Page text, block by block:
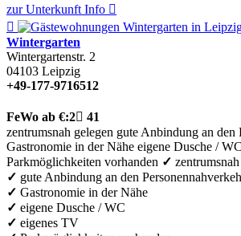
zur Unterkunft Info 

Wintergarten
Wintergartenstr. 2
04103 Leipzig
+49-177-9716512
FeWo ab €:2 41
zentrumsnah gelegen gute Anbindung an den
Gastronomie in der Nähe eigene Dusche / WC
Parkmöglichkeiten vorhanden ✓
✓ gute Anbindung an den
✓ Gastronomie in der Nähe
✓ eigene Dusche / WC
✓ eigenes TV